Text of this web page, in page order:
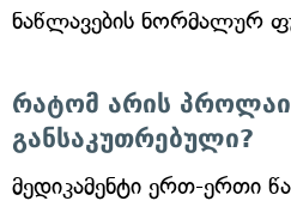
ნაწლავების ნორმალურ
რატომ არის
განსაკუთრებული?
მედიკამენტი ერთ-ერთი